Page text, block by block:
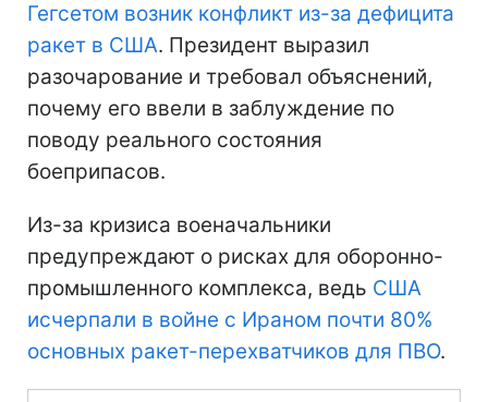
Гегсетом возник конфликт из-за дефицита
ракет в США. Президент выразил
разочарование и требовал объяснений,
почему его ввели в заблуждение по
поводу реального состояния
боеприпасов.
Из-за кризиса военачальники
предупреждают о рисках для оборонно-
промышленного комплекса, ведь США
исчерпали в войне с Ираном почти 80%
основных ракет-перехватчиков для ПВО.